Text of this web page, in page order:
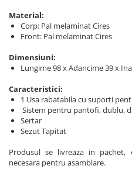
Material:
Corp: Pal melaminat Cires
Front: Pal melaminat Cires
Dimensiuni:
Lungime 98 x Adancime 39 x
Caracteristici:
1 Usa rabatabila cu suporti
Sistem pentru pantofi, dublu,
Sertar
Sezut Tapitat
Produsul se livreaza in
necesara pentru asamblare.